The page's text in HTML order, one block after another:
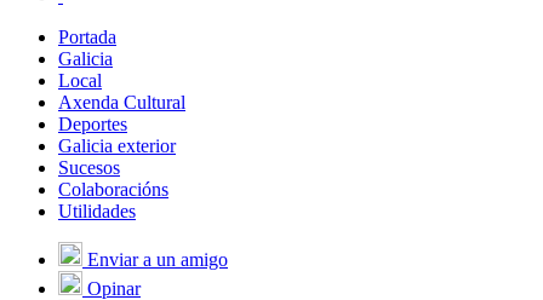
Portada
Galicia
Local
Axenda Cultural
Deportes
Galicia exterior
Sucesos
Colaboracións
Utilidades
Enviar a un amigo
Opinar